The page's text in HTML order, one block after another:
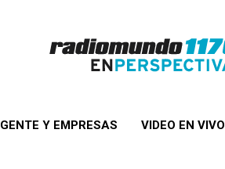
GENTE Y EMPRESAS VIDEO EN VIVO